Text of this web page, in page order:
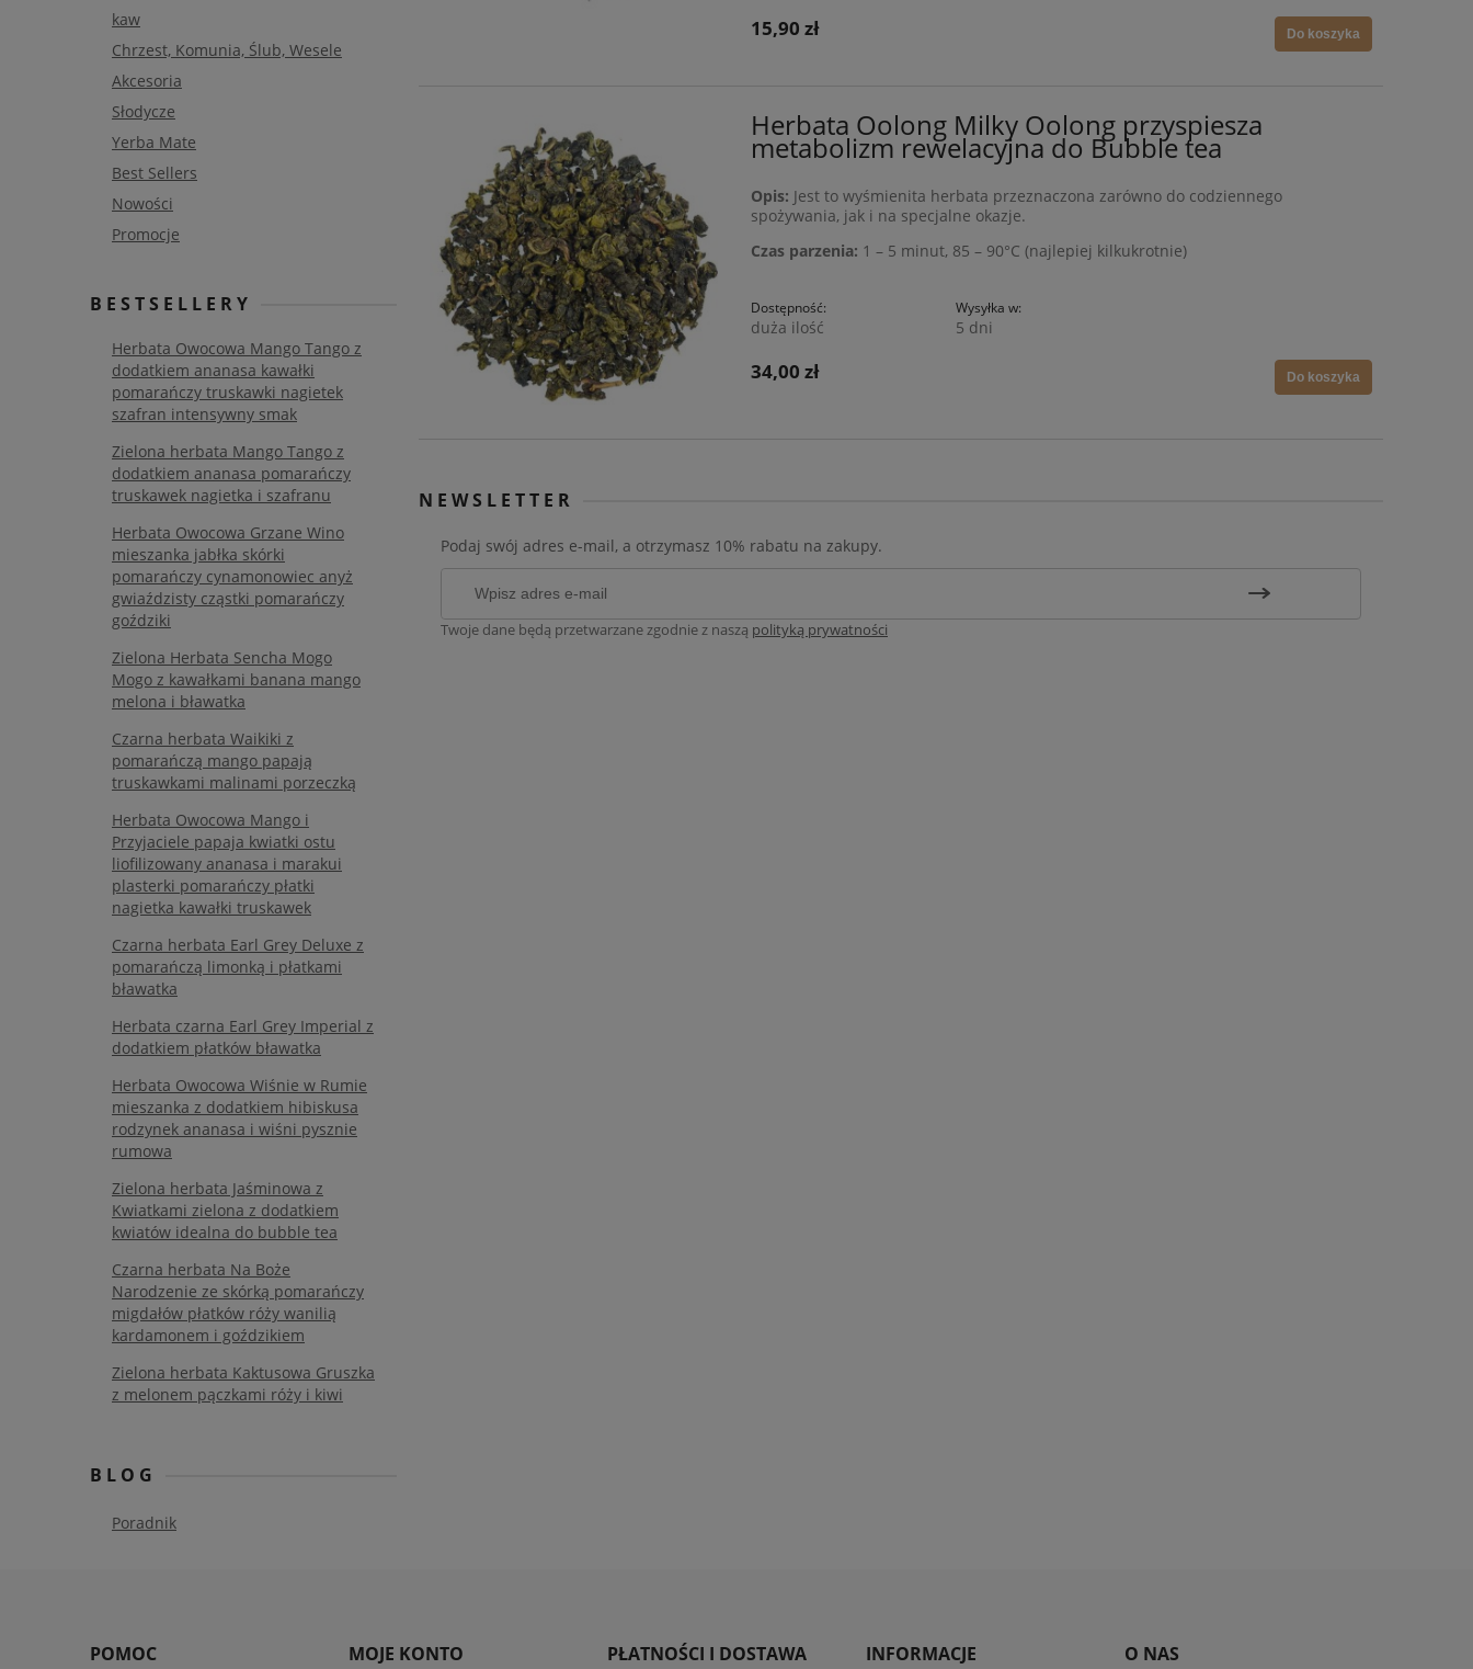
kaw
Chrzest, Komunia, Ślub, Wesele
Akcesoria
Słodycze
Yerba Mate
Best Sellers
Nowości
Promocje
BESTSELLERY
Herbata Owocowa Mango Tango z
dodatkiem ananasa kawałki
pomarańczy truskawki nagietek
szafran intensywny smak
Zielona herbata Mango Tango z
dodatkiem ananasa pomarańczy
truskawek nagietka i szafranu
Herbata Owocowa Grzane Wino
mieszanka jabłka skórki
pomarańczy cynamonowiec anyż
gwiaździsty cząstki pomarańczy
goździki
Zielona Herbata Sencha Mogo
Mogo z kawałkami banana mango
melona i bławatka
Czarna herbata Waikiki z
pomarańczą mango papają
truskawkami malinami porzeczką
Herbata Owocowa Mango i
Przyjaciele papaja kwiatki ostu
liofilizowany ananasa i marakui
plasterki pomarańczy płatki
nagietka kawałki truskawek
Czarna herbata Earl Grey Deluxe z
pomarańczą limonką i płatkami
bławatka
Herbata czarna Earl Grey Imperial z
dodatkiem płatków bławatka
Herbata Owocowa Wiśnie w Rumie
mieszanka z dodatkiem hibiskusa
rodzynek ananasa i wiśni pysznie
rumowa
Zielona herbata Jaśminowa z
Kwiatkami zielona z dodatkiem
kwiatów idealna do bubble tea
Czarna herbata Na Boże
Narodzenie ze skórką pomarańczy
migdałów płatków róży wanilią
kardamonem i goździkiem
Zielona herbata Kaktusowa Gruszka
z melonem pączkami róży i kiwi
BLOG
Poradnik
15,90 zł Do koszyka
Herbata Oolong Milky Oolong przyspiesza
metabolizm rewelacyjna do Bubble tea
Opis: Jest to wyśmienita herbata przeznaczona zarówno do codziennego
spożywania, jak i na specjalne okazje.
Czas parzenia: 1 – 5 minut, 85 – 90°C (najlepiej kilkukrotnie)
Dostępność:
duża ilość
Wysyłka w:
5 dni
34,00 zł Do koszyka
NEWSLETTER
Podaj swój adres e-mail, a otrzymasz 10% rabatu na zakupy.
Twoje dane będą przetwarzane zgodnie z naszą polityką prywatności
POMOC MOJE KONTO PŁATNOŚCI I DOSTAWA INFORMACJE O NAS